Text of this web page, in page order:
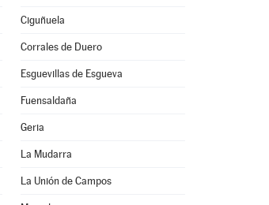
Ciguñuela
Corrales de Duero
Esguevillas de Esgueva
Fuensaldaña
Geria
La Mudarra
La Unión de Campos